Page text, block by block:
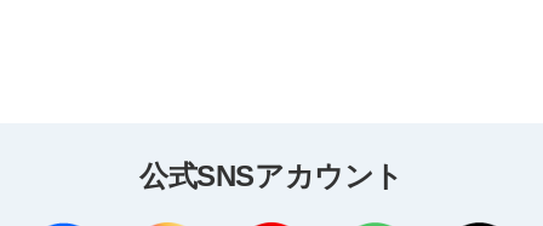
公式SNSアカウント